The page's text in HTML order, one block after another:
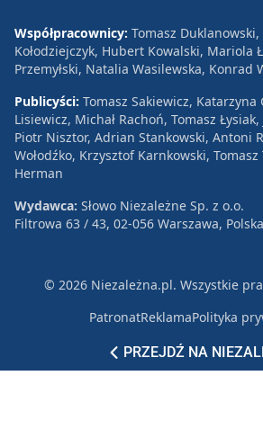
PRZEJDŹ NA
Współpracownicy: Tomasz
Kołodziejczyk, Hubert Kowalski, Mariola
Przemyłski, Natalia Wasilewska, Konrad
Publicyści: Tomasz Sakiewicz, Katarzyna
Lisiewicz, Michał Rachoń, Tomasz
Piotr Nisztor, Adrian Stankowski, Antoni
Wołodźko, Krzysztof Karnkowski,
Herman
Wydawca: Słowo Niezależne Sp. z o.o.
Filtrowa 63 / 43, 02-056 Warszawa, Polska
© 2026 Niezależna.pl. Wszystkie
PatronatReklamaPolityka